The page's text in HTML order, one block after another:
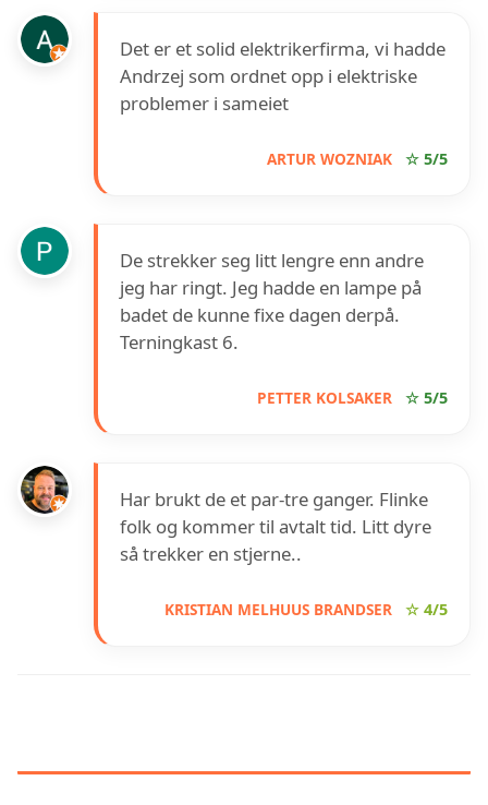
Det er et solid elektrikerfirma, vi hadde
Andrzej som ordnet opp i elektriske
problemer i sameiet
ARTUR WOZNIAK ☆ 5/5
De strekker seg litt lengre enn andre
jeg har ringt. Jeg hadde en lampe på
badet de kunne fixe dagen derpå.
Terningkast 6.
PETTER KOLSAKER ☆ 5/5
Har brukt de et par-tre ganger. Flinke
folk og kommer til avtalt tid. Litt dyre
så trekker en stjerne..
KRISTIAN MELHUUS BRANDSER ☆ 4/5